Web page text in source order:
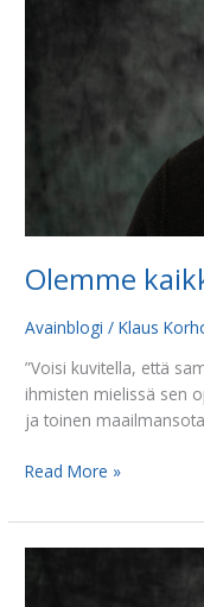
Olemme
Avainblogi /Klaus
”Voisi kuvitella, että
ihmisten mielissä sen
ja toinen
Read More »